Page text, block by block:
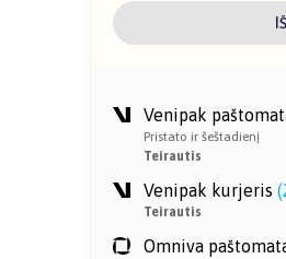
Venipak
Pristato ir šeštadienį
Teirautis
Venipak kurjeris (
Teirautis
Omniva